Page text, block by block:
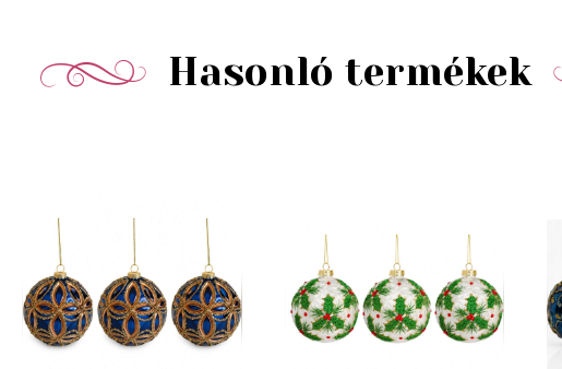
Hasonló termékek